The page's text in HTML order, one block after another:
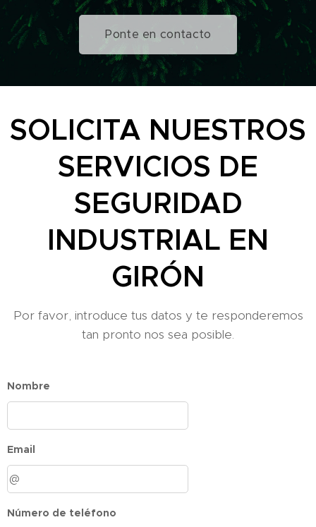
Ponte en contacto
SOLICITA NUESTROS
SERVICIOS DE
SEGURIDAD
INDUSTRIAL EN
GIRÓN
Por favor, introduce tus datos y te responderemos
tan pronto nos sea posible.
Nombre
Email
Número de teléfono